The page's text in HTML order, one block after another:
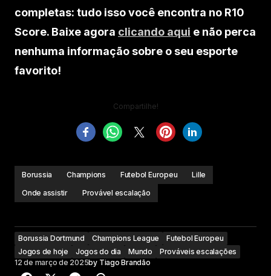
completas: tudo isso você encontra no R10
Score. Baixe agora clicando aqui e não perca
nenhuma informação sobre o seu esporte
favorito!
Compartilhe!
Borussia Champions Futebol Europeu
Lille
Onde assistir
Provável escalação
Borussia Dortmund Champions League
Futebol Europeu
Jogos de hoje
Jogos do dia Mundo
Prováveis escalações
12 de março de 2025by Tiago Brandão